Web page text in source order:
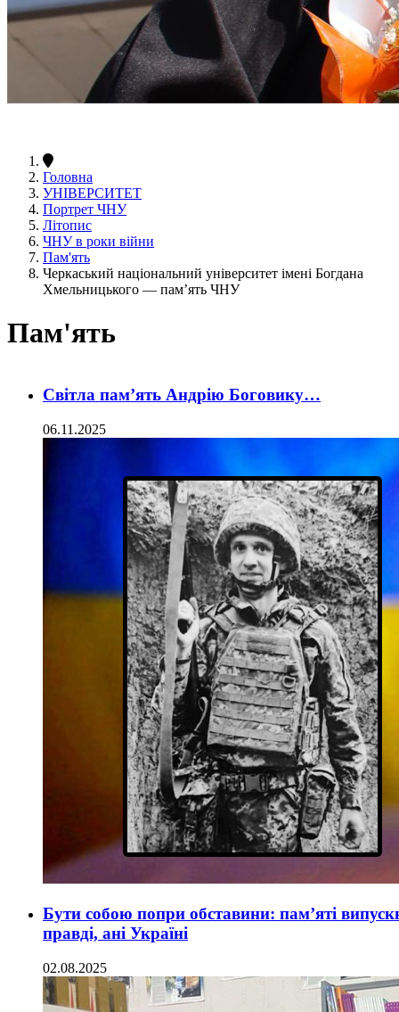
Головна
УНІВЕРСИТЕТ
Портрет ЧНУ
Літопис
ЧНУ в роки війни
Пам'ять
Черкаський національний університет імені Богдана
Хмельницького — пам’ять ЧНУ
Пам'ять
Світла пам’ять Андрію Боговику…
06.11.2025
Бути собою попри обставини: пам’яті
правді, ані Україні
02.08.2025